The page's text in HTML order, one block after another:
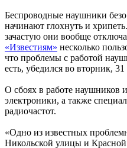
Беспроводные наушники
начинают глохнуть и
зачастую они вообще
«Известиям» несколько
что проблемы с работой
есть, убедился во вторник,
О сбоях в работе наушников
электроники, а также
радиочастот.
«Одно из известных
Никольской улицы и Красной